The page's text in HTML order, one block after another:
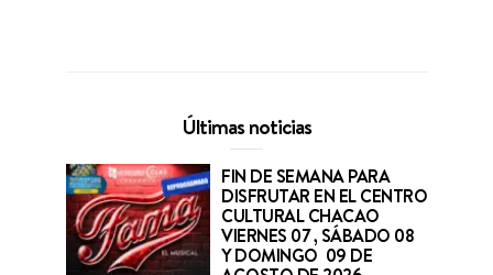
Últimas noticias
FIN DE SEMANA PARA
DISFRUTAR EN EL CENTRO
CULTURAL CHACAO
VIERNES 07 , SÁBADO 08
Y DOMINGO 09 DE